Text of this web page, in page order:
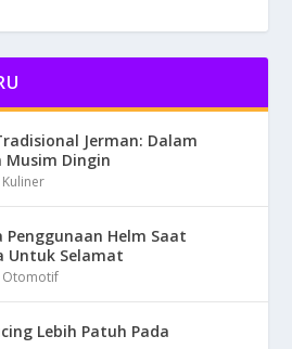
Jerman: Dalam
Musim Dingin
Kuliner
Penggunaan Helm Saat
Untuk Selamat
Otomotif
Lebih Patuh Pada